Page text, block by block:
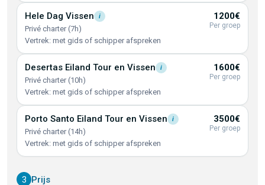
Hele Dag Vissen i
Privé charter (7h)
Vertrek: met gids of schipper afspreken
1200€
Per groep
Desertas Eiland Tour en Vissen i
Privé charter (10h)
Vertrek: met gids of schipper afspreken
1600€
Per groep
Porto Santo Eiland Tour en Vissen i
Privé charter (14h)
Vertrek: met gids of schipper afspreken
3500€
Per groep
3 Prijs